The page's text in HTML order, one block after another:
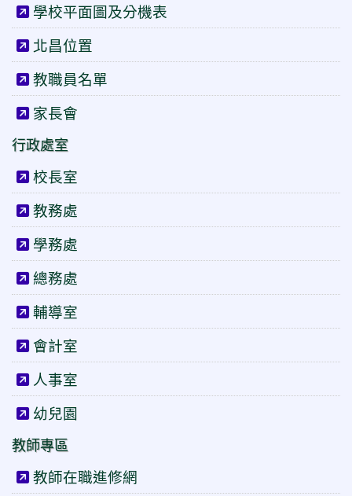
學校平面圖及分機表
北昌位置
教職員名單
家長會
行政處室
校長室
教務處
學務處
總務處
輔導室
會計室
人事室
幼兒園
教師專區
教師在職進修網